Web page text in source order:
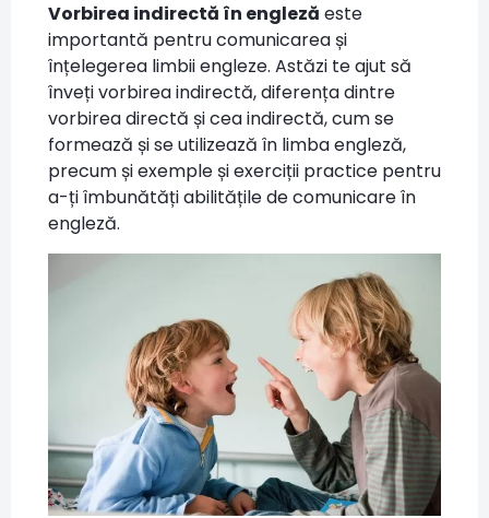
Vorbirea indirectă în engleză este
importantă pentru comunicarea și
înțelegerea limbii engleze. Astăzi te ajut să
înveți vorbirea indirectă, diferența dintre
vorbirea directă și cea indirectă, cum se
formează și se utilizează în limba engleză,
precum și exemple și exerciții practice pentru
a-ți îmbunătăți abilitățile de comunicare în
engleză.